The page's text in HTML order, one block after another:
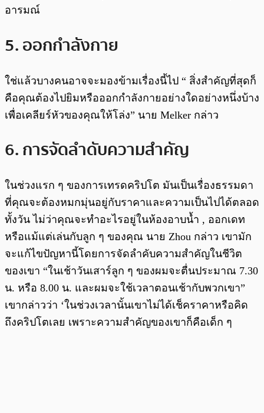
อารมณ์
5. ออกกำลังกาย
ใช่แล้วบางคนอาจจะมองข้ามเรื่องนี้ไป “ สิ่งสำคัญที่สุดก็
คือคุณต้องไปยิมหรือออกกำลังกายอย่างใดอย่างหนึ่งบ้าง
เพื่อเคลียร์หัวของคุณให้โล่ง” นาย Melker กล่าว
6. การจัดลำดับความสำคัญ
ในช่วงแรก ๆ ของการเทรดคริปโต มันเป็นเรื่องธรรมดา
ที่คุณจะต้องหมกมุ่นอยู่กับราคาและความเป็นไปได้ตลอด
ทั้งวัน ไม่ว่าคุณจะทำอะไรอยู่ในห้องอาบน้ำ , ออกเดท
หรือแม้แต่เล่นกับลูก ๆ ของคุณ นาย Zhou กล่าว เขามัก
จะแก้ไขปัญหานี้โดยการจัดลำคับความสำคัญในชีวิต
ของเขา “ในเช้าวันเสาร์ลูก ๆ ของผมจะตื่นประมาณ 7.30
น. หรือ 8.00 น. และผมจะใช้เวลาตอนเช้ากับพวกเขา”
เขากล่าวว่า ‘ในช่วงเวลานั้นเขาไม่ได้เช็คราคาหรือคิด
ถึงคริปโตเลย เพราะความสำคัญของเขาก็คือเด็ก ๆ